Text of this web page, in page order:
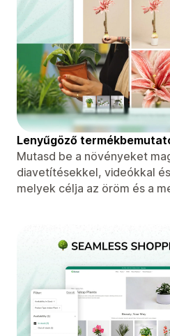
Lenyűgöző
Mutasd be a növényeket
diavetítésekkel, videókkal
melyek célja az öröm és a